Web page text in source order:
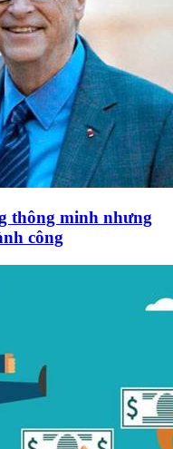
thông minh nhưng
công